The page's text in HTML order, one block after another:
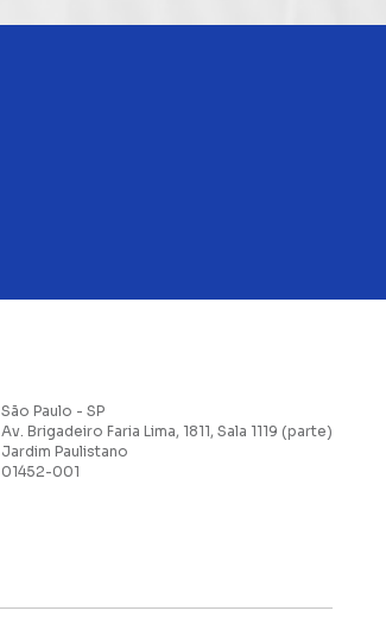
São Paulo - SP
Av. Brigadeiro Faria Lima, 1811, Sala 1119 (parte)
Jardim Paulistano
01452-001